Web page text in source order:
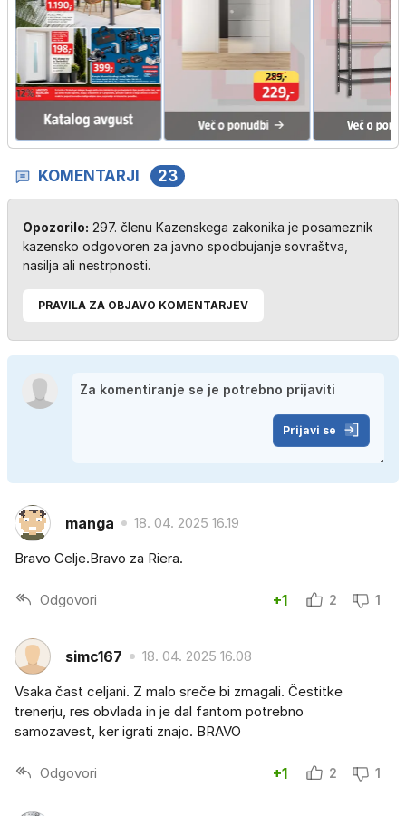
KOMENTARJI 23
Opozorilo: 297. členu Kazenskega zakonika je posameznik
kazensko odgovoren za javno spodbujanje sovraštva,
nasilja ali nestrpnosti.
PRAVILA ZA OBJAVO KOMENTARJEV
Prijavi se
manga 18. 04. 2025 16.19
Bravo Celje.Bravo za Riera.
Odgovori +1 2 1
simc167 18. 04. 2025 16.08
Vsaka čast celjani. Z malo sreče bi zmagali. Čestitke
trenerju, res obvlada in je dal fantom potrebno
samozavest, ker igrati znajo. BRAVO
Odgovori +1 2 1